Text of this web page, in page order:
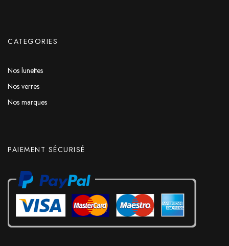
CATEGORIES
Nos lunettes
Nos verres
Nos marques
PAIEMENT SÉCURISÉ